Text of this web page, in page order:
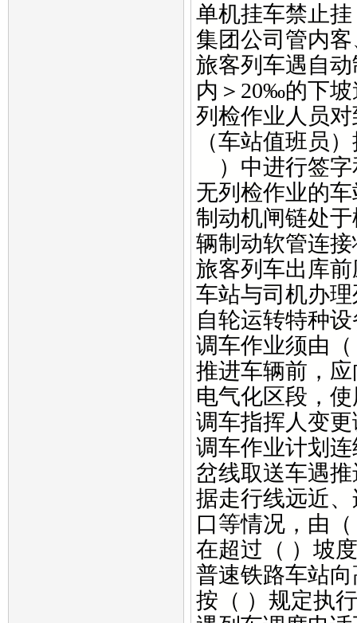
单机挂车禁止
集团公司管内
旅客列车遇自
内＞20‰的下坡
列检作业人员
（车站值班员
）中进行签字
无列检作业的
制动机闸链处
辆制动软管连
旅客列车出库
车站与司机办
自轮运转特种
调车作业须由
推进车辆前，
电气化区段，
调车指挥人变
调车作业计划
岔线取送车遇
据走行线远近
口等情况，由
在超过（ ）坡
普速铁路车站
按（ ）规定执